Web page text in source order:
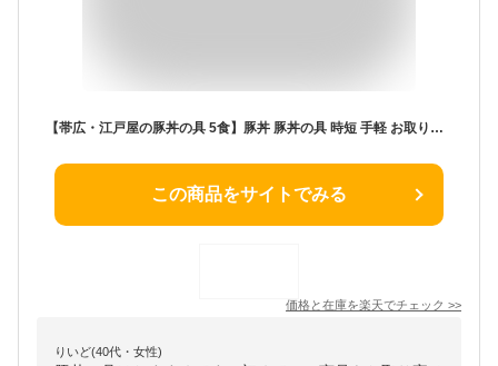
【帯広・江戸屋の豚丼の具 5食】豚丼 豚丼の具 時短 手軽 お取り寄せグルメ 冷凍食品 冷凍 おかず 冷食 お惣菜 差し入れ 記念日 ご当地グルメ 北海道 夜ごはん 時短 手軽 おいしい 人気 売れ筋 お得 手土産 お土産 豪華
この商品をサイトでみる
価格と在庫を楽天でチェック >>
りいど(40代・女性)